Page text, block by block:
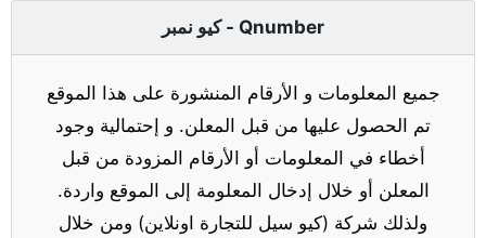
كيو نمبر - Qnumber
جميع المعلومات و الأرقام المنشورة على هذا الموقع
تم الحصول عليها من قبل المعلن. و إحتمالية وجود
أخطاء في المعلومات أو الأرقام المزودة من قبل
المعلن أو خلال إدخال المعلومة إلى الموقع واردة.
ولذلك شركة (كيو سيل للتجارة اونلاين) ومن خلال